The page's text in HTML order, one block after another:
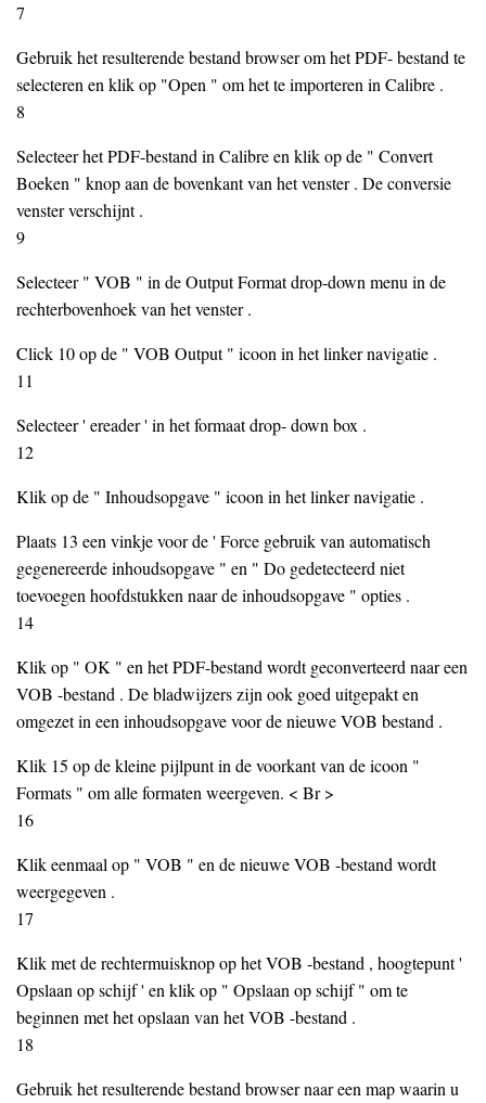
7
Gebruik het resulterende bestand browser om het PDF- bestand te
selecteren en klik op "Open " om het te importeren in Calibre .
8
Selecteer het PDF-bestand in Calibre en klik op de " Convert
Boeken " knop aan de bovenkant van het venster . De conversie
venster verschijnt .
9
Selecteer " VOB " in de Output Format drop-down menu in de
rechterbovenhoek van het venster .
Click 10 op de " VOB Output " icoon in het linker navigatie .
11
Selecteer ' ereader ' in het formaat drop- down box .
12
Klik op de " Inhoudsopgave " icoon in het linker navigatie .
Plaats 13 een vinkje voor de ' Force gebruik van automatisch
gegenereerde inhoudsopgave " en " Do gedetecteerd niet
toevoegen hoofdstukken naar de inhoudsopgave " opties .
14
Klik op " OK " en het PDF-bestand wordt geconverteerd naar een
VOB -bestand . De bladwijzers zijn ook goed uitgepakt en
omgezet in een inhoudsopgave voor de nieuwe VOB bestand .
Klik 15 op de kleine pijlpunt in de voorkant van de icoon "
Formats " om alle formaten weergeven. < Br >
16
Klik eenmaal op " VOB " en de nieuwe VOB -bestand wordt
weergegeven .
17
Klik met de rechtermuisknop op het VOB -bestand , hoogtepunt '
Opslaan op schijf ' en klik op " Opslaan op schijf " om te
beginnen met het opslaan van het VOB -bestand .
18
Gebruik het resulterende bestand browser naar een map waarin u